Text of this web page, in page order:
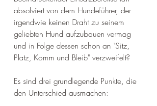
absolviert von dem Hundeführer, der
irgendwie keinen Draht zu seinem
geliebten Hund aufzubauen vermag
und in Folge dessen schon an "Sitz,
Platz, Komm und Bleib" verzweifelt?
Es sind drei grundlegende Punkte, die
den Unterschied ausmachen: